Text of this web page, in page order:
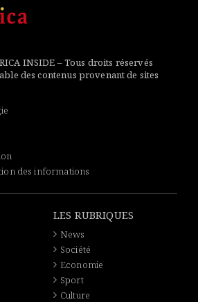
INSIDE – Tous droits réservés
des contenus provenant de sites
des informations
LES RUBRIQUES
News
Société
Economie
Sport
Culture